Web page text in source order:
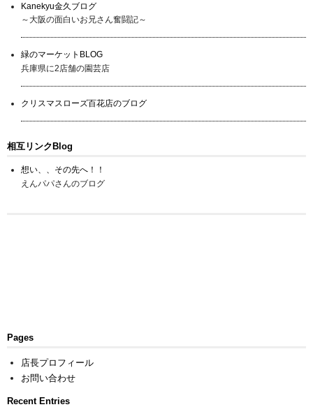
Kanekyu金久ブログ
～大阪の面白いお兄さん奮闘記～
緑のマーケットBLOG
兵庫県に2店舗の園芸店
クリスマスローズ百花店のブログ
相互リンクBlog
想い、、その先へ！！
えんパパさんのブログ
Pages
店長プロフィール
お問い合わせ
Recent Entries